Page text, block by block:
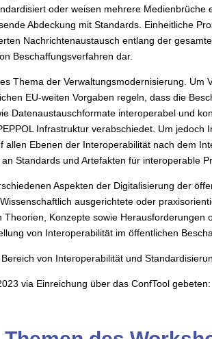
oder weisen mehrere
Abdeckung mit Standards. Einheitliche
Nachrichtenaustausch entlang der
Beschaffungsverfahren dar.
Thema der Verwaltungsmodernisierung.
EU-weiten Vorgaben regeln, dass die
Datenaustauschformate interoperabel und
Infrastruktur verabschiedet. Um
Ebenen der Interoperabilität nach dem
Standards und Artefakten für interoperable
Aspekten der Digitalisierung der
ausgerichtete oder
Konzepte sowie
von Interoperabilität im öffentlichen
von Interoperabilität und
via Einreichung über das ConfTool gebeten: